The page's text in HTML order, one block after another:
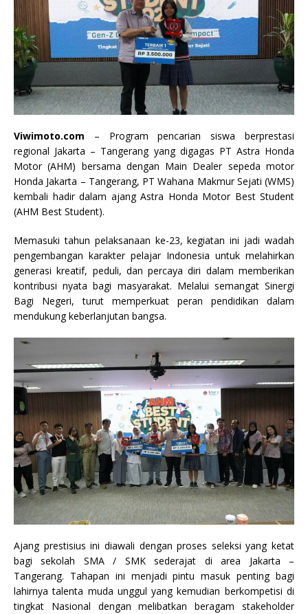
Viwimoto.com – Program pencarian siswa berprestasi
regional Jakarta – Tangerang yang digagas PT Astra Honda
Motor (AHM) bersama dengan Main Dealer sepeda motor
Honda Jakarta – Tangerang, PT Wahana Makmur Sejati (WMS)
kembali hadir dalam ajang Astra Honda Motor Best Student
(AHM Best Student).
Memasuki tahun pelaksanaan ke-23, kegiatan ini jadi wadah
pengembangan karakter pelajar Indonesia untuk melahirkan
generasi kreatif, peduli, dan percaya diri dalam memberikan
kontribusi nyata bagi masyarakat. Melalui semangat Sinergi
Bagi Negeri, turut memperkuat peran pendidikan dalam
mendukung keberlanjutan bangsa.
Ajang prestisius ini diawali dengan proses seleksi yang ketat
bagi sekolah SMA / SMK sederajat di area Jakarta –
Tangerang. Tahapan ini menjadi pintu masuk penting bagi
lahirnya talenta muda unggul yang kemudian berkompetisi di
tingkat Nasional dengan melibatkan beragam stakeholder